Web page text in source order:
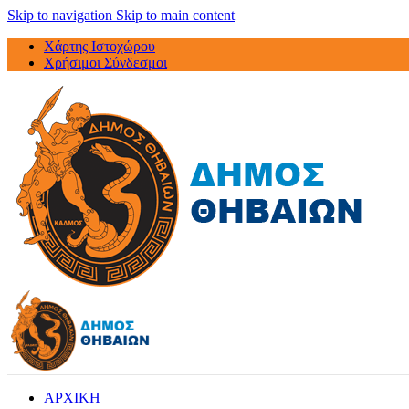
Skip to navigation Skip to main content
Χάρτης Ιστοχώρου
Χρήσιμοι Σύνδεσμοι
ΑΡΧΙΚΗ